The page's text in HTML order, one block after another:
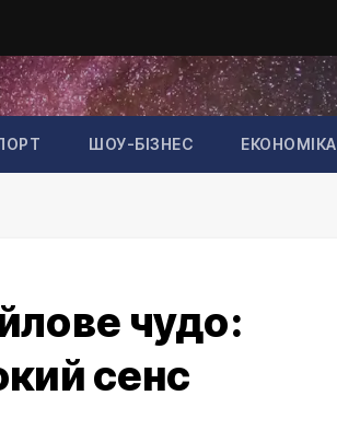
ШОУ-БІЗНЕС ЕКОНОМІКА
чудо:
сенс